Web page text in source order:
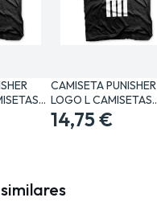
CAMISETA PUNISHER
LOGO L CAMISETAS
MANGA /…
14,75 €